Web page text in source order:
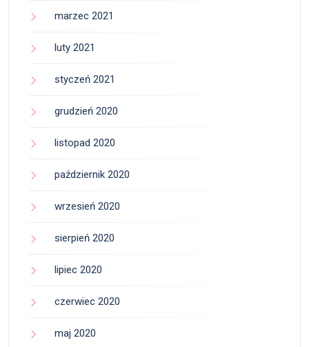
marzec 2021
luty 2021
styczeń 2021
grudzień 2020
listopad 2020
październik 2020
wrzesień 2020
sierpień 2020
lipiec 2020
czerwiec 2020
maj 2020